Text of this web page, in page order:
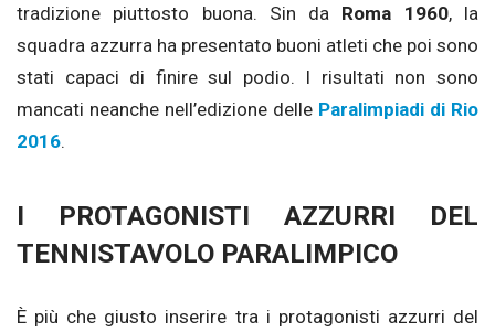
tradizione piuttosto buona. Sin da Roma 1960, la
squadra azzurra ha presentato buoni atleti che poi sono
stati capaci di finire sul podio. I risultati non sono
mancati neanche nell’edizione delle Paralimpiadi di Rio
2016.
I PROTAGONISTI AZZURRI DEL
TENNISTAVOLO PARALIMPICO
Ѐ più che giusto inserire tra i protagonisti azzurri del